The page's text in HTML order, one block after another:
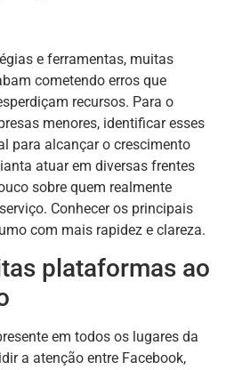
e ferramentas, muitas
cometendo erros que
recursos. Para o
menores, identificar esses
para alcançar o crescimento
atuar em diversas frentes
sobre quem realmente
Conhecer os principais
com mais rapidez e clareza.
plataformas ao
em todos os lugares da
a atenção entre Facebook,